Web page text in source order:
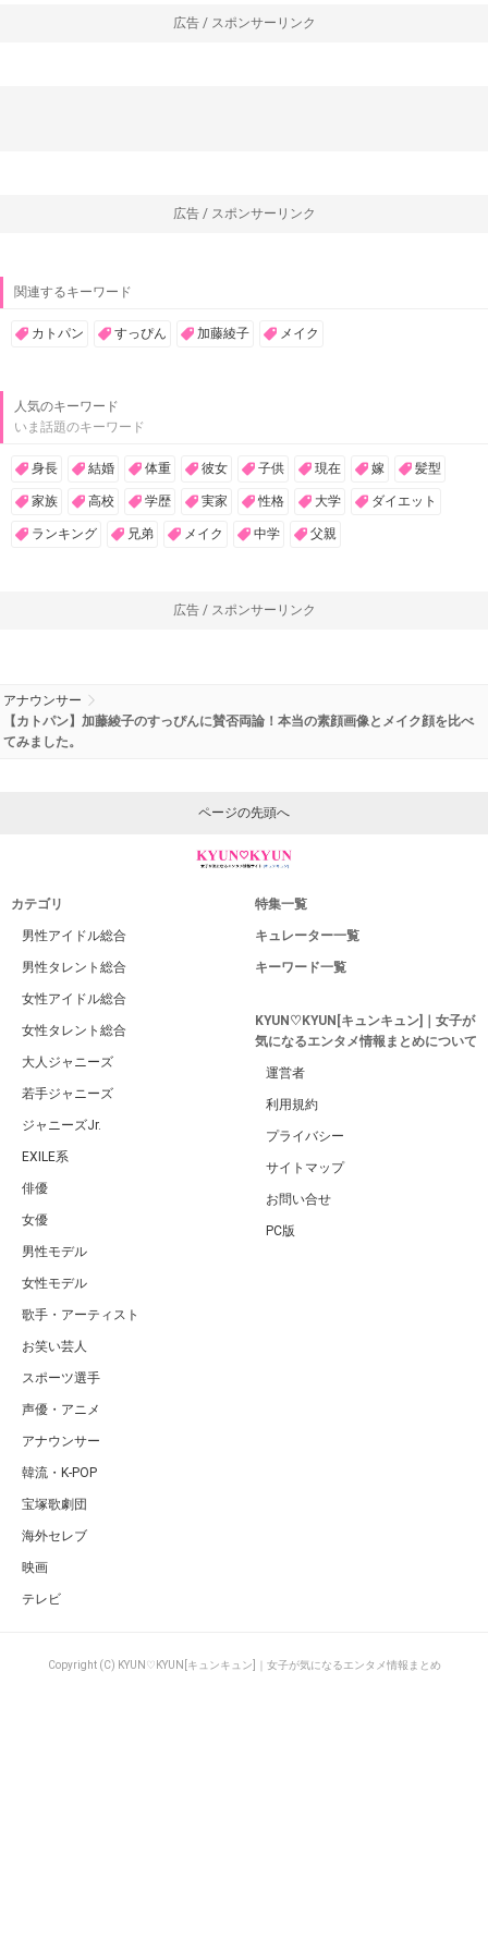
広告 / スポンサーリンク
広告 / スポンサーリンク
関連するキーワード
カトパン すっぴん 加藤綾子 メイク
人気のキーワード
いま話題のキーワード
身長 結婚 体重 彼女 子供 現在 嫁 髪型
家族 高校 学歴 実家 性格 大学 ダイエット
ランキング 兄弟 メイク 中学 父親
広告 / スポンサーリンク
アナウンサー
【カトパン】加藤綾子のすっぴんに賛否両論！本当の素顔画像とメイク顔を比べ
てみました。
ページの先頭へ
カテゴリ
男性アイドル総合
男性タレント総合
女性アイドル総合
女性タレント総合
大人ジャニーズ
若手ジャニーズ
ジャニーズJr.
EXILE系
俳優
女優
男性モデル
女性モデル
歌手・アーティスト
お笑い芸人
スポーツ選手
声優・アニメ
アナウンサー
韓流・K-POP
宝塚歌劇団
海外セレブ
映画
テレビ
特集一覧
キュレーター一覧
キーワード一覧
KYUN♡KYUN[キュンキュン]｜女子が
気になるエンタメ情報まとめについて
運営者
利用規約
プライバシー
サイトマップ
お問い合せ
PC版
Copyright (C) KYUN♡KYUN[キュンキュン]｜女子が気になるエンタメ情報まとめ